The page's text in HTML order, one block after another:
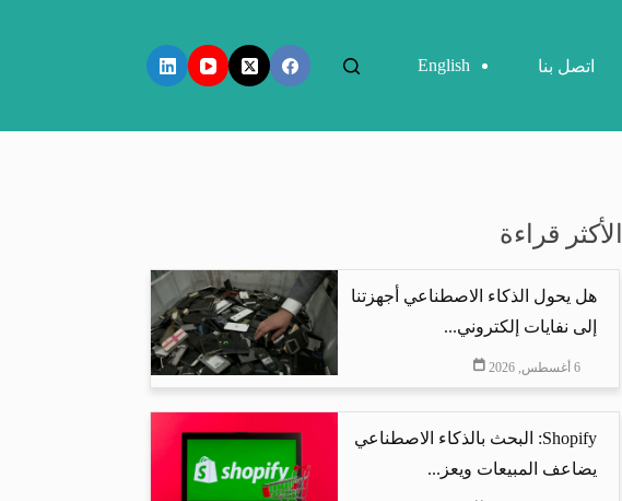
اتصل بنا English
الأكثر قراءة
هل يحول الذكاء الاصطناعي أجهزتنا
إلى نفايات إلكتروني...
6 أغسطس, 2026
Shopify: البحث بالذكاء الاصطناعي
يضاعف المبيعات ويعز...